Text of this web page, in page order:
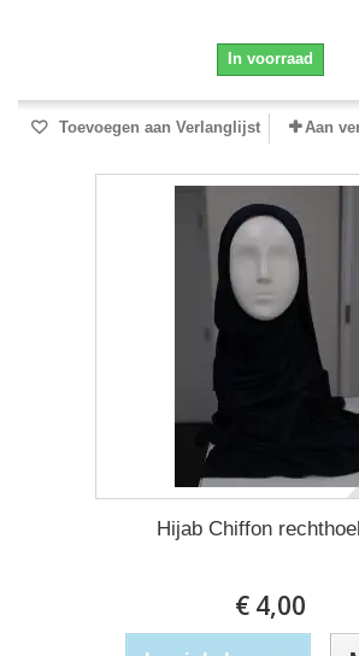
In voorraad
Toevoegen aan Verlanglijst Aan
Hijab Chiffon
€ 4,00